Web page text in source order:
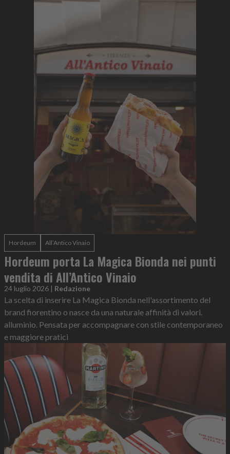
Hordeum All’Antico Vinaio
Hordeum porta La Magica Bionda nei punti
vendita di All’Antico Vinaio
24 luglio 2026 | Redazione
La scelta di inserire La Magica Bionda nell'assortimento del
brand fiorentino o nasce da una naturale affinità di valori.
alluminio. Pensata per accompagnare con stile contemporaneo
e maggiore pratici